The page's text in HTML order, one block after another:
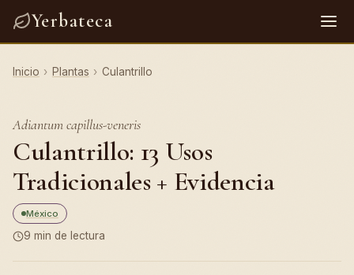
Yerbateca
Inicio › Plantas › Culantrillo
Adiantum capillus-veneris
Culantrillo: 13 Usos
Tradicionales + Evidencia
México
9 min de lectura